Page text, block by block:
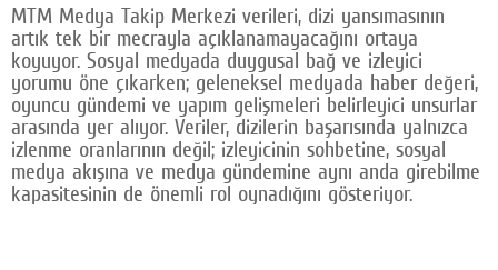
MTM Medya Takip Merkezi verileri, dizi yansımasının
artık tek bir mecrayla açıklanamayacağını ortaya
koyuyor. Sosyal medyada duygusal bağ ve izleyici
yorumu öne çıkarken; geleneksel medyada haber değeri,
oyuncu gündemi ve yapım gelişmeleri belirleyici unsurlar
arasında yer alıyor. Veriler, dizilerin başarısında yalnızca
izlenme oranlarının değil; izleyicinin sohbetine, sosyal
medya akışına ve medya gündemine aynı anda girebilme
kapasitesinin de önemli rol oynadığını gösteriyor.